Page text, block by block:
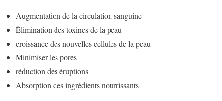
Augmentation de la circulation sanguine
Élimination des toxines de la peau
croissance des nouvelles cellules de la peau
Minimiser les pores
réduction des éruptions
Absorption des ingrédients nourrissants